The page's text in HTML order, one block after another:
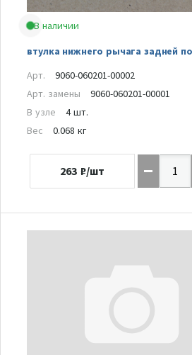
В наличии
втулка нижнего рычага задней
Арт.
9060-060201-00002
Арт. замены
9060-060201-00001
В узле
4 шт.
Вес
0.068 кг
263 ₽/шт